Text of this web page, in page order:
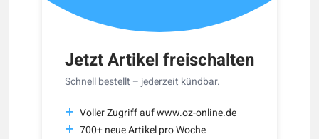
Jetzt Artikel freischalten
Schnell bestellt – jederzeit kündbar.
Voller Zugriff auf www.oz-online.de
700+ neue Artikel pro Woche